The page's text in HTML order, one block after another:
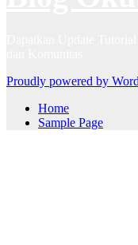
Proudly powered by
Home
Sample Page